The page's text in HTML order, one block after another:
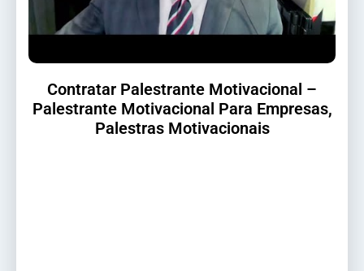
Contratar Palestrante Motivacional –
Palestrante Motivacional Para Empresas,
Palestras Motivacionais